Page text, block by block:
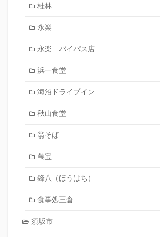
桂林
永楽
永楽 バイパス店
浜一食堂
海沼ドライブイン
秋山食堂
翁そば
萬宝
鋒八（ほうはち）
食事処三倉
須坂市